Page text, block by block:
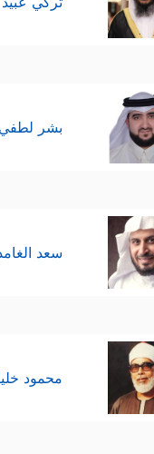
بشر لطفي
سعد
محمود